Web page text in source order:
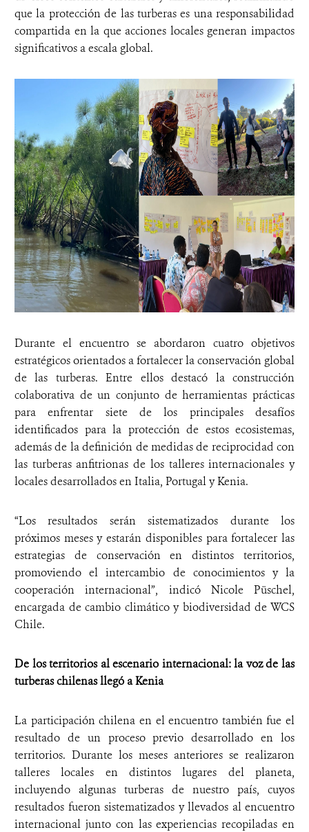
que la protección de las turberas es una responsabilidad
compartida en la que acciones locales generan impactos
significativos a escala global.
Durante el encuentro se abordaron cuatro objetivos
estratégicos orientados a fortalecer la conservación global
de las turberas. Entre ellos destacó la construcción
colaborativa de un conjunto de herramientas prácticas
para enfrentar siete de los principales desafíos
identificados para la protección de estos ecosistemas,
además de la definición de medidas de reciprocidad con
las turberas anfitrionas de los talleres internacionales y
locales desarrollados en Italia, Portugal y Kenia.
“Los resultados serán sistematizados durante los
próximos meses y estarán disponibles para fortalecer las
estrategias de conservación en distintos territorios,
promoviendo el intercambio de conocimientos y la
cooperación internacional”, indicó Nicole Püschel,
encargada de cambio climático y biodiversidad de WCS
Chile.
De los territorios al escenario internacional: la voz de las
turberas chilenas llegó a Kenia
La participación chilena en el encuentro también fue el
resultado de un proceso previo desarrollado en los
territorios. Durante los meses anteriores se realizaron
talleres locales en distintos lugares del planeta,
incluyendo algunas turberas de nuestro país, cuyos
resultados fueron sistematizados y llevados al encuentro
internacional junto con las experiencias recopiladas en